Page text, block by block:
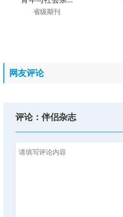
省级期刊
网友评论
评论：伴侣杂志